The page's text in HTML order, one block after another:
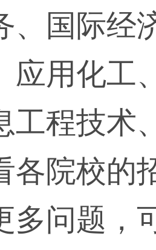
、国际经
用化工
程技术
院校的
多问题，